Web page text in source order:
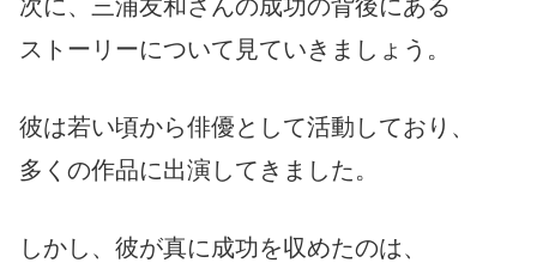
次に、三浦友和さんの成功の背後にある
ストーリーについて見ていきましょう。
彼は若い頃から俳優として活動しており、
多くの作品に出演してきました。
しかし、彼が真に成功を収めたのは、